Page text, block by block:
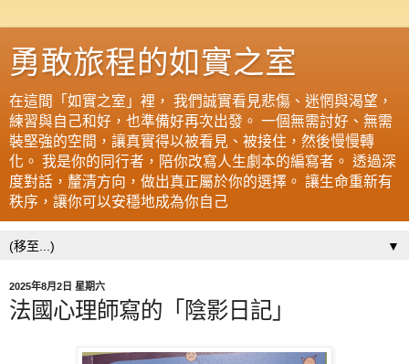
勇敢旅程的如實之室
在這間「如實之室」裡， 我們誠實看見悲傷、迷惘與渴望，
練習與自己和好，也準備好再次出發。 一個無需討好、無需
裝堅強的空間，讓真實得以被看見、被接住，然後慢慢轉
化。 我是你的同行者，陪你改寫人生劇本的編寫者。 透過深
度對話，釐清方向，做出真正屬於你的選擇。 讓生命重新有
秩序，讓你可以安穩地成為你自己
▼
2025年8月2日 星期六
法國心理師寫的「陰影日記」